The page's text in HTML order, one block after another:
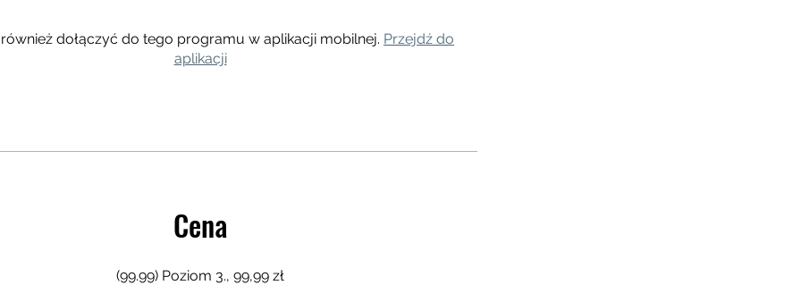
dołączyć do tego programu w aplikacji mobilnej. Przejdź do
aplikacji
Cena
(99.99) Poziom 3., 99,99 zł